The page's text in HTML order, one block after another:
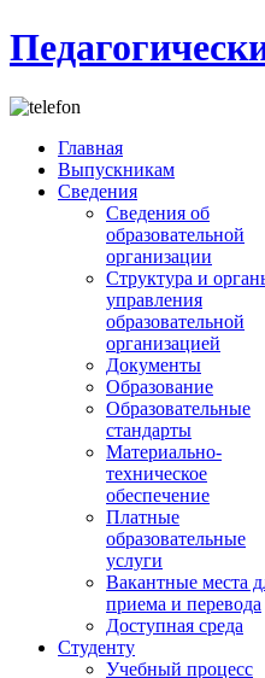
Главная
Выпускникам
Сведения
Сведения об
образовательной
организации
Структура и
управления
образовательной
организацией
Документы
Образование
Образовательные
стандарты
Материально-
техническое
обеспечение
Платные
образовательные
услуги
Вакантные места
приема и перевода
Доступная среда
Студенту
Учебный процесс